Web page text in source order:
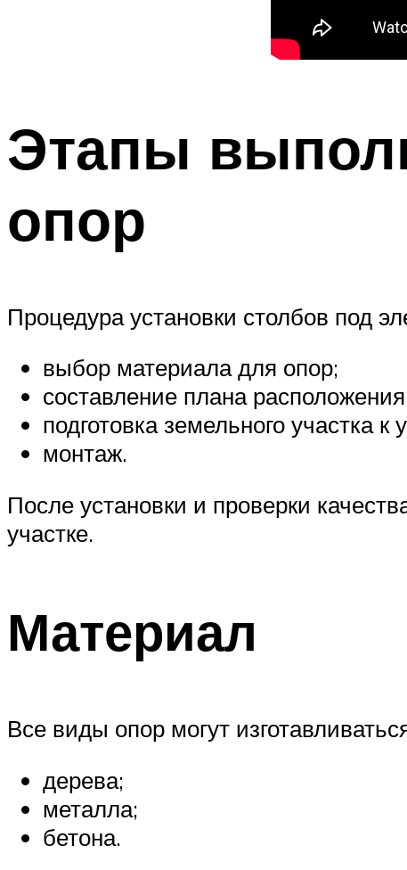
Этапы
опор
Процедура установки столбов под
выбор материала для опор;
составление плана
подготовка земельного участка к
монтаж.
После установки и проверки
участке.
Материал
Все виды опор могут
дерева;
металла;
бетона.